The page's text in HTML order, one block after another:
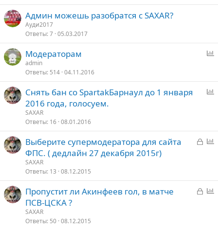
с
Админ можешь разобратся с SAXAR?
Ауди2017
Ответы 7 05.03.2017
о
с
Модераторам
admin
Ответы 514 04.11.2016
с
Снять бан со SpartakБарнаул до 1 января
2016 года, голосуем.
SAXAR
Ответы 16 08.01.2016
З
ы
т
с
Выберите супермодератора для сайта
ФПС. ( дедлайн 27 декабря 2015г)
SAXAR
Ответы 13 08.12.2015
З
Пропустит ли Акинфеев гол, в матче
ПСВ-ЦСКА ?
SAXAR
Ответы 50 08.12.2015